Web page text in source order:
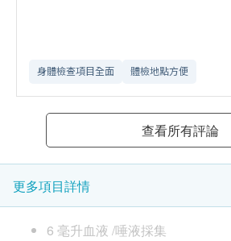
身體檢查項目全面 體檢地點方便
查看所有評論
更多項目詳情
6 毫升血液 /唾液採集